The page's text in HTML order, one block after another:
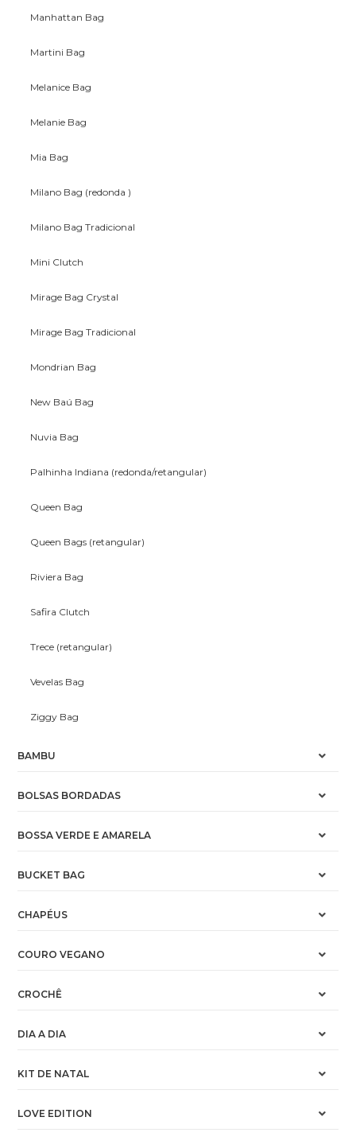
Manhattan Bag
Martini Bag
Melanice Bag
Melanie Bag
Mia Bag
Milano Bag (redonda )
Milano Bag Tradicional
Mini Clutch
Mirage Bag Crystal
Mirage Bag Tradicional
Mondrian Bag
New Baú Bag
Nuvia Bag
Palhinha Indiana (redonda/retangular)
Queen Bag
Queen Bags (retangular)
Riviera Bag
Safira Clutch
Trece (retangular)
Vevelas Bag
Ziggy Bag
BAMBU
BOLSAS BORDADAS
BOSSA VERDE E AMARELA
BUCKET BAG
CHAPÉUS
COURO VEGANO
CROCHÊ
DIA A DIA
KIT DE NATAL
LOVE EDITION